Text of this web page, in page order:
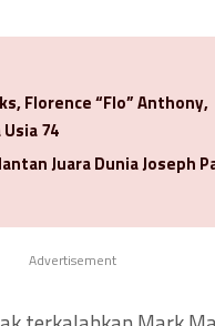
Florence “Flo” Anthony,
74
Juara Dunia Joseph
Advertisement